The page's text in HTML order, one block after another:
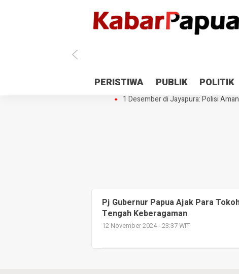
PERISTIWA PUBLIK POLITIK
Antisipasi 1 Desember, TNI Polri
Gedung Perpustakaan SMPN 5
1 Desember di Jayapura: Polisi
Pj Gubernur Papua Ajak Para
Tengah Keberagaman
12 November 2024 - 23:37 WIT